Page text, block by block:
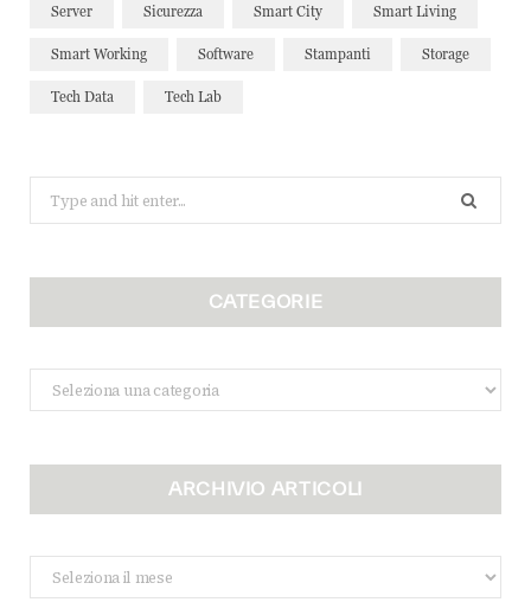
Server Sicurezza Smart City Smart Living
Smart Working Software Stampanti Storage
Tech Data Tech Lab
for:
CATEGORIE
Categorie
ARCHIVIO ARTICOLI
Archivio
Articoli